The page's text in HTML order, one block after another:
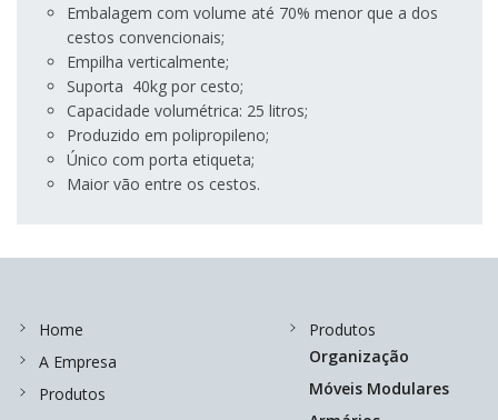
Embalagem com volume até 70% menor que a dos
cestos convencionais;
Empilha verticalmente;
Suporta 40kg por cesto;
Capacidade volumétrica: 25 litros;
Produzido em polipropileno;
Único com porta etiqueta;
Maior vão entre os cestos.
Home
A Empresa
Produtos
Produtos
Organização
Móveis Modulares